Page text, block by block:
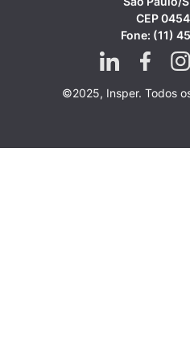
CEP
Fone: (11)
©2025, Insper. Todos